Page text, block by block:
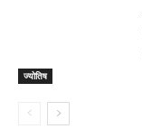
ज्योतिष